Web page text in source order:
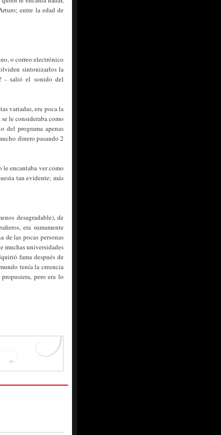
entre la edad de
o correo electrónico
sintonizarlos la
- salió el sonido del
variadas, era poca la
le consideraba como
del programa apenas
dinero pasando 2
encantaba ver como
tan evidente; más
desagradable), de
era sumamente
de las pocas personas
muchas universidades
fama después de
tenía la creencia
pero era lo